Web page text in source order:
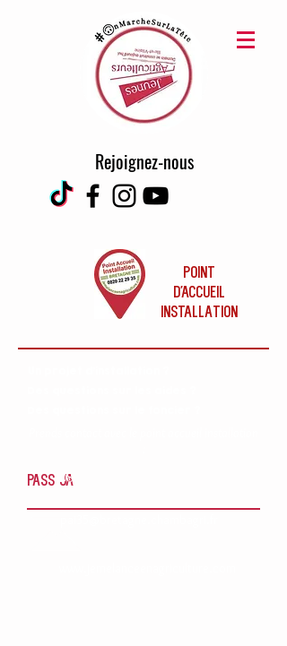
Rejoignez-nous
POINT
D'ACCUEIL
INSTALLaTION
PASS JA0820 22 29 35